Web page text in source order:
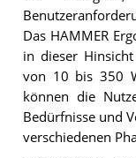
Das HAMMER
in dieser
von 10 bis 350
können die
Bedürfnisse und
verschiedenen